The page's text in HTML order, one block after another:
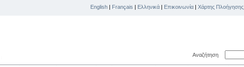
English | Français | Ελληνικά | Επικοινωνία | Χάρτης Πλοήγησης
Αναζήτηση